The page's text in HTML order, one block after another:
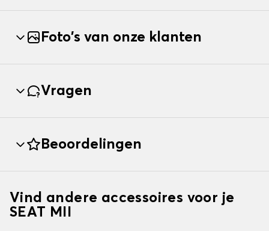
Foto's van onze klanten
Vragen
Beoordelingen
Vind andere accessoires voor je
SEAT MII